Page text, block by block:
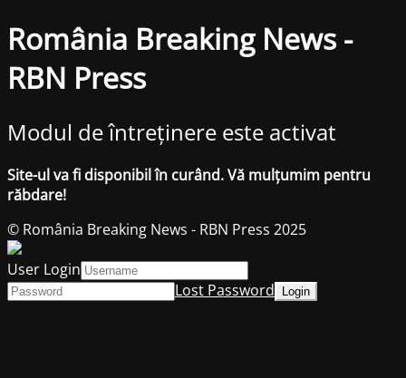
România Breaking News -
RBN Press
Modul de întreținere este activat
Site-ul va fi disponibil în curând. Vă mulțumim pentru
răbdare!
© România Breaking News - RBN Press 2025
User Login
Lost Password